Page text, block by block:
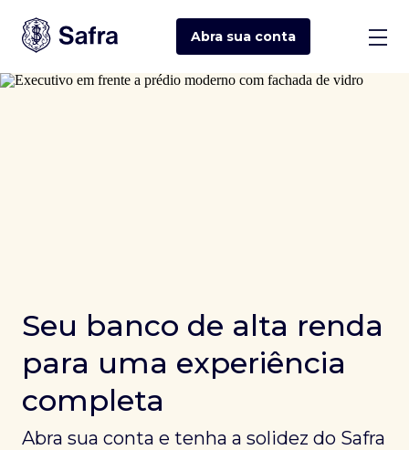
Abra sua conta
Seu banco de alta renda
para uma experiência
completa
Abra sua conta e tenha a solidez do Safra